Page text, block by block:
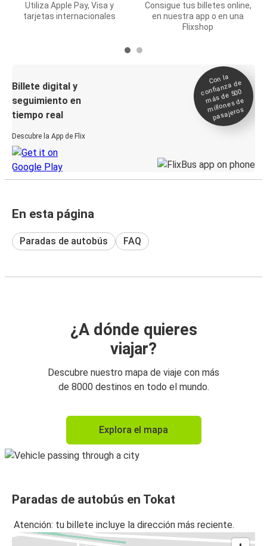
Utiliza Apple Pay, Visa y
tarjetas internacionales
Consigue tus billetes online,
en nuestra app o en una
Flixshop
Billete digital y
seguimiento en
tiempo real
Descubre la App de Flix
Con la
confianza de
más de 500
millones de
pasajeros
En esta página
Paradas de autobús FAQ
¿A dónde quieres
viajar?
Descubre nuestro mapa de viaje con más
de 8000 destinos en todo el mundo.
Explora el mapa
Paradas de autobús en Tokat
Atención: tu billete incluye la dirección más reciente.